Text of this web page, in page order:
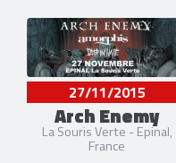
27/11/2015
Arch Enemy
La Souris Verte - Epinal,
France